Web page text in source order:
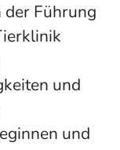
Führung
und
und